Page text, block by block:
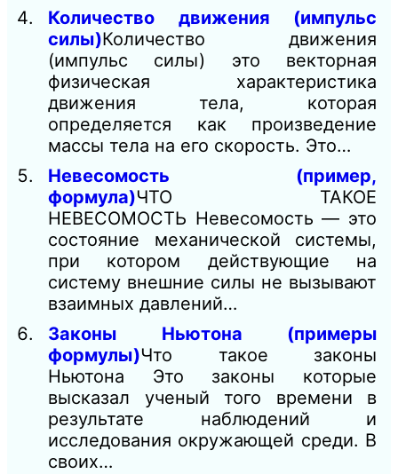
Количество движения (импульс
силы)Количество движения
(импульс силы) это векторная
физическая характеристика
движения тела, которая
определяется как произведение
массы тела на его скорость. Это…
Невесомость (пример,
формула)ЧТО ТАКОЕ
НЕВЕСОМОСТЬ Невесомость — это
состояние механической системы,
при котором действующие на
систему внешние силы не вызывают
взаимных давлений…
Законы Ньютона (примеры
формулы)Что такое законы
Ньютона Это законы которые
высказал ученый того времени в
результате наблюдений и
исследования окружающей среди. В
своих…